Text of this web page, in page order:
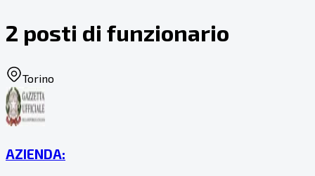
2 posti di funzionario
Torino
AZIENDA: